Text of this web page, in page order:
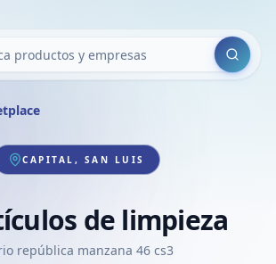
Buscar
CAPITAL, SAN LUIS
de limpieza
república manzana 46 cs3